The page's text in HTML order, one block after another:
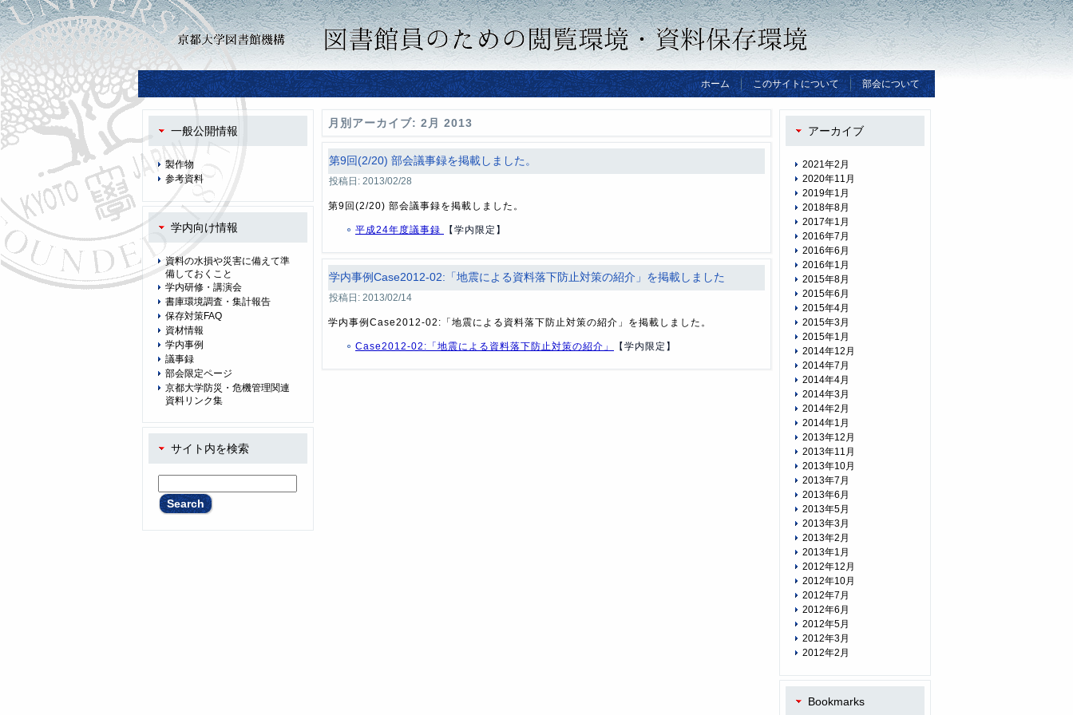
ホーム このサイトについて 部会について
一般公開情報
製作物
参考資料
学内向け情報
資料の水損や災害に備えて準
備しておくこと
学内研修・講演会
書庫環境調査・集計報告
保存対策FAQ
資材情報
学内事例
議事録
部会限定ページ
京都大学防災・危機管理関連
資料リンク集
サイト内を検索
月別アーカイブ: 2月 2013
第9回(2/20) 部会議事録を掲載しました。
投稿日: 2013/02/28
第9回(2/20) 部会議事録を掲載しました。
平成24年度議事録 【学内限定】
学内事例Case2012-02:「地震による資料落下防止対策の紹介」を掲載しました
投稿日: 2013/02/14
学内事例Case2012-02:「地震による資料落下防止対策の紹介」を掲載しました。
Case2012-02:「地震による資料落下防止対策の紹介」 【学内限定】
アーカイブ
2021年2月
2020年11月
2019年1月
2018年8月
2017年1月
2016年7月
2016年6月
2016年1月
2015年8月
2015年6月
2015年4月
2015年3月
2015年1月
2014年12月
2014年7月
2014年4月
2014年3月
2014年2月
2014年1月
2013年12月
2013年11月
2013年10月
2013年7月
2013年6月
2013年5月
2013年3月
2013年2月
2013年1月
2012年12月
2012年10月
2012年7月
2012年6月
2012年5月
2012年3月
2012年2月
Bookmarks